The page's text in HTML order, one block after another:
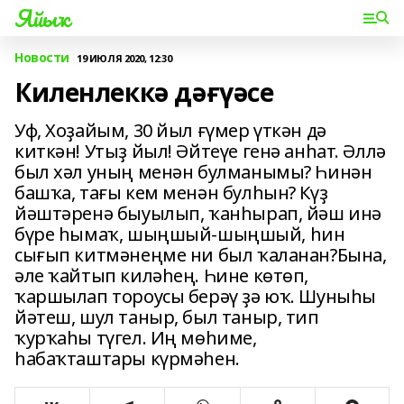
Яйыҡ
Новости 19 ИЮЛЯ 2020, 12:30
Киленлеккә дәғүәсе
Уф, Хоҙайым, 30 йыл ғүмер үткән дә
киткән! Утыҙ йыл! Әйтеүе генә анһат. Әллә
был хәл уның менән булманымы? Һинән
башҡа, тағы кем менән булһын? Күҙ
йәштәренә быуылып, ҡанһырап, йәш инә
бүре һымаҡ, шыңшый-шыңшый, һин
сығып китмәнеңме ни был ҡаланан?Бына,
әле ҡайтып киләһең. Һине көтөп,
ҡаршылап тороусы берәү ҙә юҡ. Шуныһы
йәтеш, шул таныр, был таныр, тип
ҡурҡаһы түгел. Иң мөһиме,
һабаҡташтары күрмәһен.